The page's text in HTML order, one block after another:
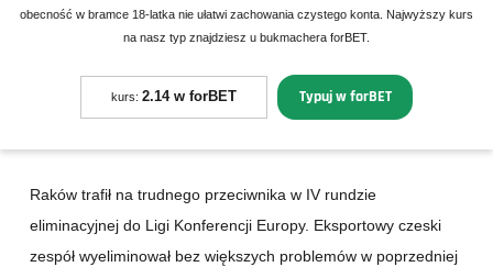
obecność w bramce 18-latka nie ułatwi zachowania czystego konta. Najwyższy kurs
na nasz typ znajdziesz u bukmachera forBET.
kurs: 2.14 w forBET Typuj w forBET
Raków trafił na trudnego przeciwnika w IV rundzie
eliminacyjnej do Ligi Konferencji Europy. Eksportowy czeski
zespół wyeliminował bez większych problemów w poprzedniej